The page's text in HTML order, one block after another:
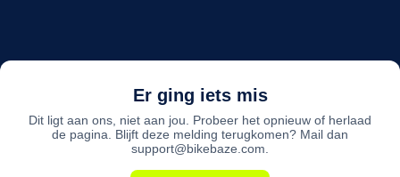
Er ging iets mis
Dit ligt aan ons, niet aan jou. Probeer het opnieuw of herlaad
de pagina. Blijft deze melding terugkomen? Mail dan
support@bikebaze.com.